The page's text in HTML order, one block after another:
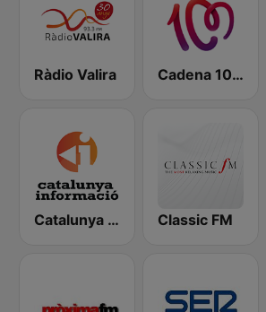
Ràdio Valira Cadena 100 Andorra
Catalunya Informació Classic FM